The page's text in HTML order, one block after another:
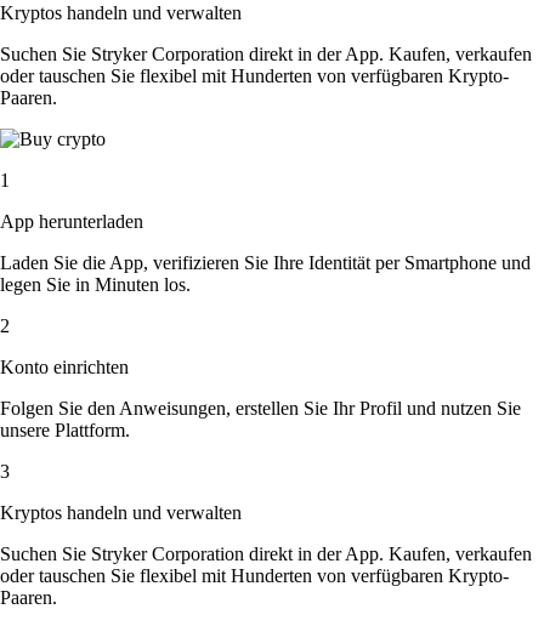
Kryptos handeln und verwalten
Suchen Sie Stryker Corporation direkt in der App. Kaufen, verkaufen
oder tauschen Sie flexibel mit Hunderten von verfügbaren Krypto-
Paaren.
1
App herunterladen
Laden Sie die App, verifizieren Sie Ihre Identität per Smartphone und
legen Sie in Minuten los.
2
Konto einrichten
Folgen Sie den Anweisungen, erstellen Sie Ihr Profil und nutzen Sie
unsere Plattform.
3
Kryptos handeln und verwalten
Suchen Sie Stryker Corporation direkt in der App. Kaufen, verkaufen
oder tauschen Sie flexibel mit Hunderten von verfügbaren Krypto-
Paaren.